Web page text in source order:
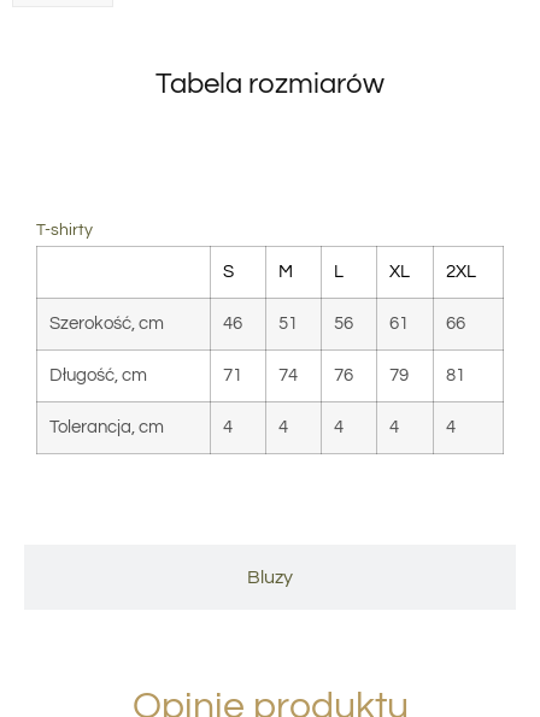
Tabela rozmiarów
Bluzy
T-shirty
S M L XL 2XL
Szerokość, cm 46 51 56 61 66
Długość, cm 71 74 76 79 81
Tolerancja, cm 4 4 4 4 4
Opinie produktu